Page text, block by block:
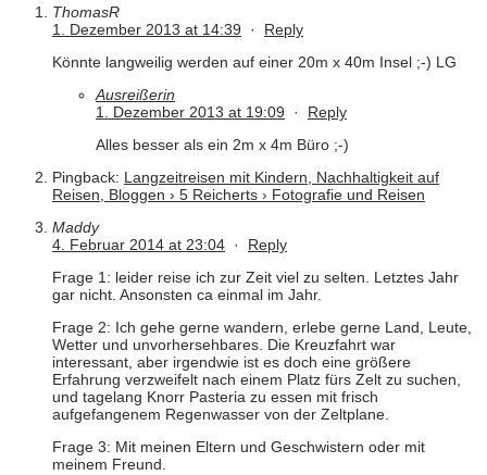
ThomasR
1. Dezember 2013 at 14:39 · Reply
Könnte langweilig werden auf einer 20m x 40m Insel ;-) LG
Ausreißerin
1. Dezember 2013 at 19:09 · Reply
Alles besser als ein 2m x 4m Büro ;-)
Pingback: Langzeitreisen mit Kindern, Nachhaltigkeit auf
Reisen, Bloggen › 5 Reicherts › Fotografie und Reisen
Maddy
4. Februar 2014 at 23:04 · Reply
Frage 1: leider reise ich zur Zeit viel zu selten. Letztes Jahr
gar nicht. Ansonsten ca einmal im Jahr.
Frage 2: Ich gehe gerne wandern, erlebe gerne Land, Leute,
Wetter und unvorhersehbares. Die Kreuzfahrt war
interessant, aber irgendwie ist es doch eine größere
Erfahrung verzweifelt nach einem Platz fürs Zelt zu suchen,
und tagelang Knorr Pasteria zu essen mit frisch
aufgefangenem Regenwasser von der Zeltplane.
Frage 3: Mit meinen Eltern und Geschwistern oder mit
meinem Freund.